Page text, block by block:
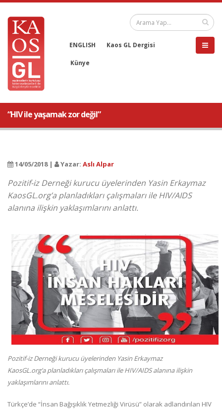
ENGLISH Kaos GL Dergisi
Künye
“HIV ile yaşamak zor değil”
14/05/2018 | Yazar: Aslı Alpar
Pozitif-iz Derneği kurucu üyelerinden Yasin Erkaymaz
KaosGL.org’a planladıkları çalışmaları ile HIV/AIDS
alanına ilişkin yaklaşımlarını anlattı.
Pozitif-iz Derneği kurucu üyelerinden Yasin Erkaymaz
KaosGL.org’a planladıkları çalışmaları ile HIV/AIDS alanına ilişkin
yaklaşımlarını anlattı.
Türkçe’de “İnsan Bağışıklık Yetmezliği Virüsü” olarak adlandırılan HIV